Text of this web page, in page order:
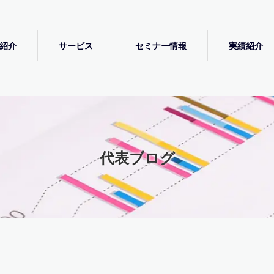
介 サービス セミナー情報 実績紹介
代表ブログ